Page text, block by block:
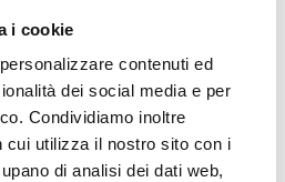
i cookie
contenuti ed
dei social media e per
Condividiamo inoltre
cui utilizza il nostro sito con i
di analisi dei dati web,
dalle due famose donne,
e curato dall’architetto Beatrice
sensibilità ricreare, anche attraverso una
del tempo in cui il Palazzo era